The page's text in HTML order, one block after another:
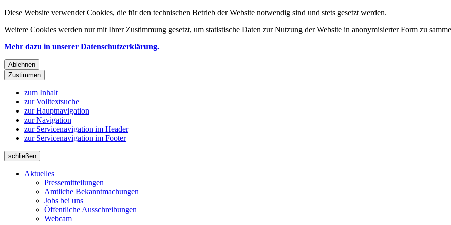
Diese Website verwendet Cookies, die für den technischen Betrieb der Website notwendig sind und stets gesetzt werden.
Weitere Cookies werden nur mit Ihrer Zustimmung gesetzt, um statistische Daten zur Nutzung der Website in anonymisierter Form zu
Mehr dazu in unserer Datenschutzerklärung.
Ablehnen
Zustimmen
zum Inhalt
zur Volltextsuche
zur Hauptnavigation
zur Navigation
zur Servicenavigation im Header
zur Servicenavigation im Footer
schließen
Aktuelles
Pressemitteilungen
Amtliche Bekanntmachungen
Jobs bei uns
Öffentliche Ausschreibungen
Webcam